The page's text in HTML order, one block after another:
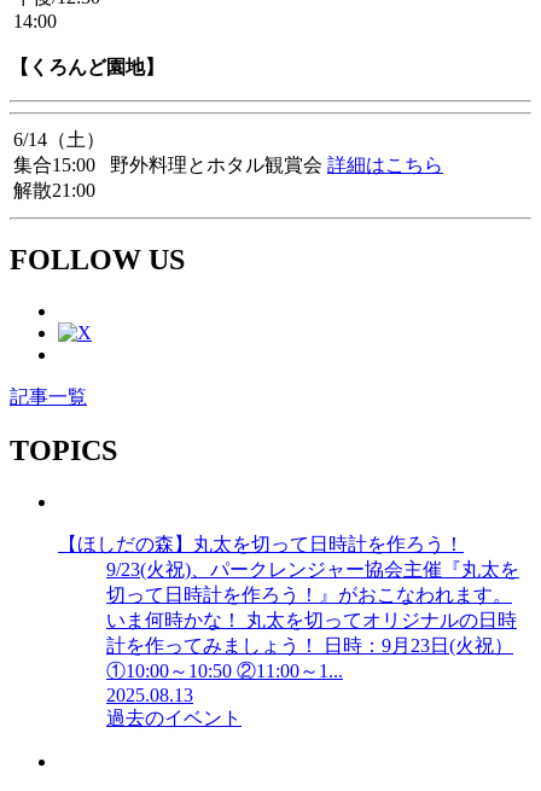
14:00
【くろんど園地】
6/14（土）
集合15:00
解散21:00
野外料理とホタル観賞会 詳細はこちら
FOLLOW US
記事一覧
TOPICS
【ほしだの森】丸太を切って日時計を作ろう！
9/23(火祝)、パークレンジャー協会主催『丸太を
切って日時計を作ろう！』がおこなわれます。
いま何時かな！ 丸太を切ってオリジナルの日時
計を作ってみましょう！ 日時：9月23日(火祝）
①10:00～10:50 ②11:00～1...
2025.08.13
過去のイベント